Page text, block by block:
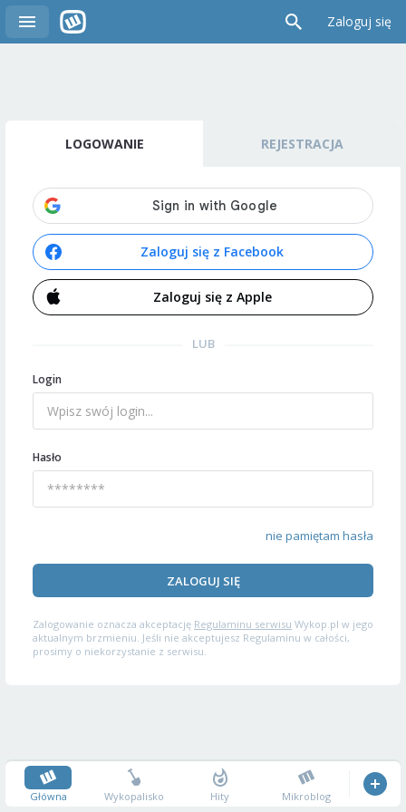
Zaloguj się
LOGOWANIE REJESTRACJA
Zaloguj się z Facebook
Zaloguj się z Apple
LUB
Login
Hasło
nie pamiętam hasła
ZALOGUJ SIĘ
Zalogowanie oznacza akceptację Regulaminu serwisu Wykop.pl w jego
aktualnym brzmieniu. Jeśli nie akceptujesz Regulaminu w całości,
prosimy o niekorzystanie z serwisu.
Główna Wykopalisko Hity Mikroblog